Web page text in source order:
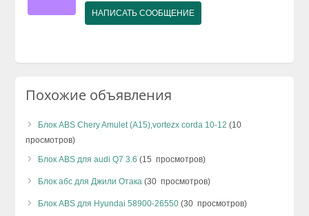
НАПИСАТЬ СООБЩЕНИЕ
Похожие объявления
Блок ABS Chery Amulet (A15),vortezx corda 10-12 (10
просмотров)
Блок ABS для audi Q7 3.6 (15 просмотров)
Блок абс для Джили Отака (30 просмотров)
Блок ABS для Hyundai 58900-26550 (30 просмотров)